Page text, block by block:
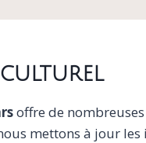
culturel
offre de
mettons à jour